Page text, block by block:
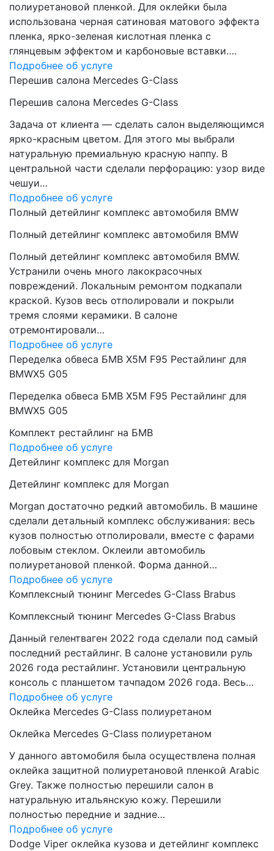
полиуретановой пленкой. Для оклейки была
использована черная сатиновая матового эффекта
пленка, ярко-зеленая кислотная пленка с
глянцевым эффектом и карбоновые вставки….
Подробнее об услуге
Перешив салона Mercedes G-Class
Перешив салона Mercedes G-Class
Задача от клиента — сделать салон выделяющимся
ярко-красным цветом. Для этого мы выбрали
натуральную премиальную красную наппу. В
центральной части сделали перфорацию: узор виде
чешуи…
Подробнее об услуге
Полный детейлинг комплекс автомобиля BMW
Полный детейлинг комплекс автомобиля BMW
Полный детейлинг комплекс автомобиля BMW.
Устранили очень много лакокрасочных
повреждений. Локальным ремонтом подкапали
краской. Кузов весь отполировали и покрыли
тремя слоями керамики. В салоне
отремонтировали…
Подробнее об услуге
Переделка обвеса БМВ Х5М F95 Рестайлинг для
BMWX5 G05
Переделка обвеса БМВ Х5М F95 Рестайлинг для
BMWX5 G05
Комплект рестайлинг на БМВ
Подробнее об услуге
Детейлинг комплекс для Morgan
Детейлинг комплекс для Morgan
Morgan достаточно редкий автомобиль. В машине
сделали детальный комплекс обслуживания: весь
кузов полностью отполировали, вместе с фарами
лобовым стеклом. Оклеили автомобиль
полиуретановой пленкой. Форма данной…
Подробнее об услуге
Комплексный тюнинг Mercedes G-Class Brabus
Комплексный тюнинг Mercedes G-Class Brabus
Данный гелентваген 2022 года сделали под самый
последний рестайлинг. В салоне установили руль
2026 года рестайлинг. Установили центральную
консоль с планшетом тачпадом 2026 года. Весь…
Подробнее об услуге
Оклейка Mercedes G-Class полиуретаном
Оклейка Mercedes G-Class полиуретаном
У данного автомобиля была осуществлена полная
оклейка защитной полиуретановой пленкой Arabic
Grey. Также полностью перешили салон в
натуральную итальянскую кожу. Перешили
полностью передние и задние…
Подробнее об услуге
Dodge Viper оклейка кузова и детейлинг комплекс